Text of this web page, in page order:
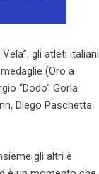
gli atleti italiani
(Oro a
“Dodo” Gorla
Diego Paschetta
gli altri è